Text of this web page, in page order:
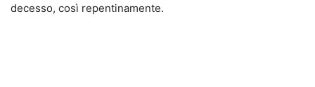
decesso, così repentinamente.